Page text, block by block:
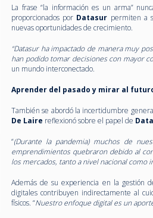
La frase “la información es un arma”
proporcionados por Datasur permiten a
nuevas oportunidades de crecimiento.
“Datasur ha impactado de manera muy
han podido tomar decisiones con mayor
un mundo interconectado.
Aprender del pasado y mirar al
También se abordó la incertidumbre
De Laire reflexionó sobre el papel de
“(Durante la pandemia) muchos de
emprendimientos quebraron debido al
los mercados, tanto a nivel nacional como
Además de su experiencia en la gestión
digitales contribuyen indirectamente al
físicos. “Nuestro enfoque digital es un